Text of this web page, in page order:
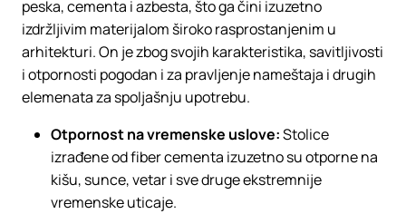
peska, cementa i azbesta, što ga čini izuzetno
izdržljivim materijalom široko rasprostanjenim u
arhitekturi. On je zbog svojih karakteristika, savitljivosti
i otpornosti pogodan i za pravljenje nameštaja i drugih
elemenata za spoljašnju upotrebu.
Otpornost na vremenske uslove:Stolice
izrađene od fiber cementa izuzetno su otporne na
kišu, sunce, vetar i sve druge ekstremnije
vremenske uticaje.